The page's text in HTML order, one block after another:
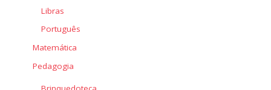
Libras
Português
Matemática
Pedagogia